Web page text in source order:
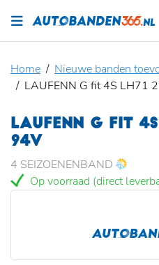
Home
Nieuwe banden
LAUFENN G fit 4S LH71
LAUFENN G FIT
94V
4 SEIZOENENBAND
Op voorraad (direct